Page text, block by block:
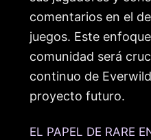
comentarios en el
juegos. Este
comunidad será
continuo de
proyecto futuro.
EL PAPEL DE RARE